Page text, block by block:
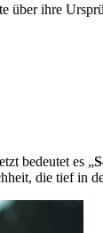
über ihre
bedeutet es „
die tief in